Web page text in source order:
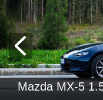
Mazda MX-5